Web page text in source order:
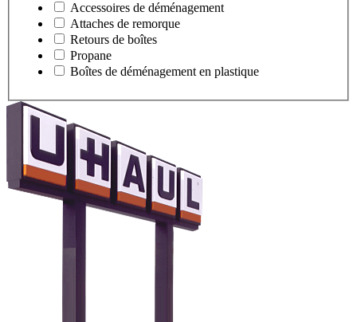
Accessoires de déménagement
Attaches de remorque
Retours de boîtes
Propane
Boîtes de déménagement en plastique